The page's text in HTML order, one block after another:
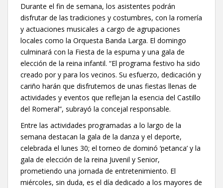
Durante el fin de semana, los asistentes podrán
disfrutar de las tradiciones y costumbres, con la romería
y actuaciones musicales a cargo de agrupaciones
locales como la Orquesta Banda Larga. El domingo
culminará con la Fiesta de la espuma y una gala de
elección de la reina infantil. “El programa festivo ha sido
creado por y para los vecinos. Su esfuerzo, dedicación y
cariño harán que disfrutemos de unas fiestas llenas de
actividades y eventos que reflejan la esencia del Castillo
del Romeral”, subrayó la concejal responsable.
Entre las actividades programadas a lo largo de la
semana destacan la gala de la danza y el deporte,
celebrada el lunes 30; el torneo de dominó ‘petanca’ y la
gala de elección de la reina Juvenil y Senior,
prometiendo una jornada de entretenimiento. El
miércoles, sin duda, es el día dedicado a los mayores de